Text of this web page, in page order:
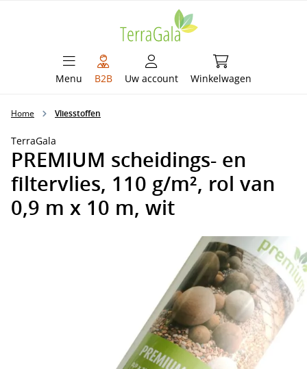
Menu B2B Uw account Winkelwagen
Winkelwagen
Home Vliesstoffen
TerraGala
PREMIUM scheidings- en
filtervlies, 110 g/m², rol van
0,9 m x 10 m, wit